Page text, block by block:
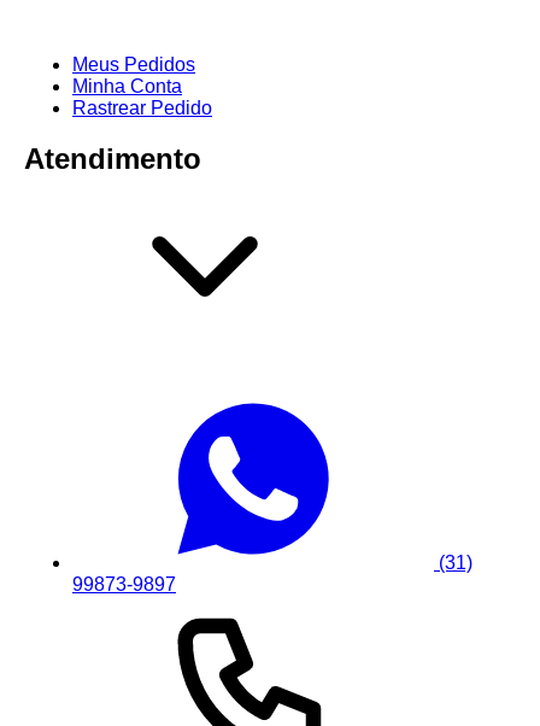
Meus Pedidos
Minha Conta
Rastrear Pedido
Atendimento
(31)
99873-9897